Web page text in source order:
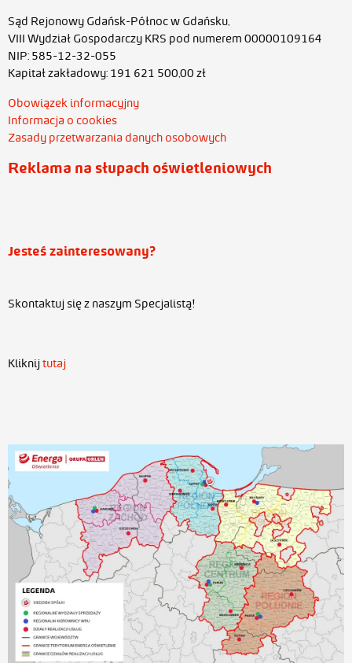
Sąd Rejonowy Gdańsk-Północ w Gdańsku,
VIII Wydział Gospodarczy KRS pod numerem 00000109164
NIP: 585-12-32-055
Kapitał zakładowy: 191 621 500,00 zł
Obowiązek informacyjny
Informacja o cookies
Zasady przetwarzania danych osobowych
Reklama na słupach oświetleniowych
Jesteś zainteresowany?
Skontaktuj się z naszym Specjalistą!
Kliknij tutaj